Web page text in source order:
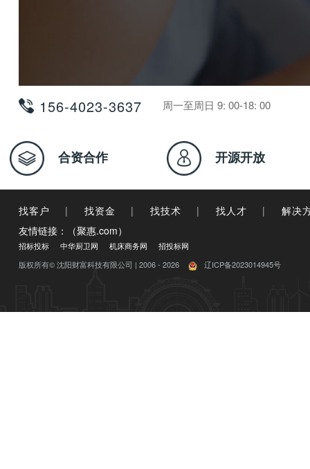
156-4023-3637 周一至周日 9: 00-18: 00
合资合作 开源开放
找客户 | 找资金 | 找技术 | 找人才 |
解决
友情链接：（聚惠.com）
招标投标 中华厨卫网 机床商务网
招投标网
版权所有© 沈阳财富科技有限公司 | 2006 - 2026
辽ICP备2023014945号